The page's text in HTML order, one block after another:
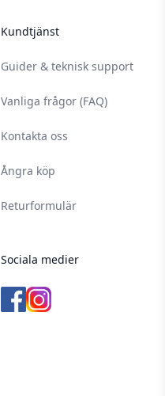
Kundtjänst
Guider & teknisk support
Vanliga frågor (FAQ)
Kontakta oss
Ångra köp
Returformulär
Sociala medier